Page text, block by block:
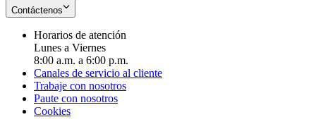
Contáctenos
Horarios de atención
Lunes a Viernes
8:00 a.m. a 6:00 p.m.
Canales de servicio al cliente
Trabaje con nosotros
Paute con nosotros
Cookies